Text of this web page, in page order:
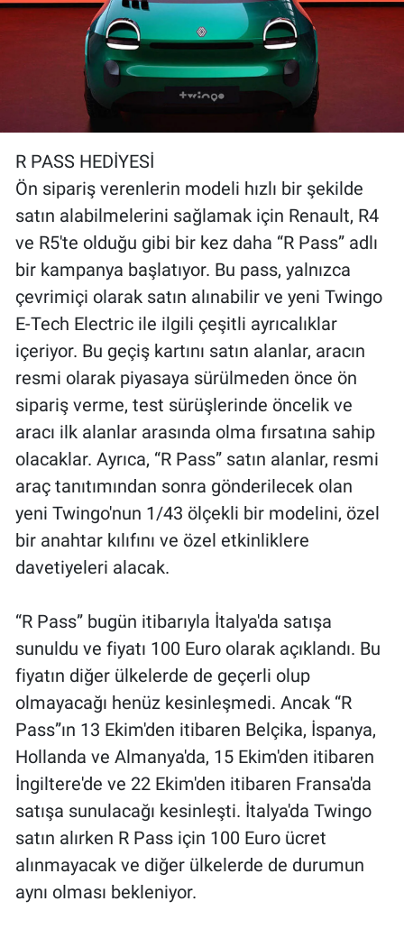
R PASS HEDİYESİ
Ön sipariş verenlerin modeli hızlı bir şekilde
satın alabilmelerini sağlamak için Renault, R4
ve R5'te olduğu gibi bir kez daha “R Pass” adlı
bir kampanya başlatıyor. Bu pass, yalnızca
çevrimiçi olarak satın alınabilir ve yeni Twingo
E-Tech Electric ile ilgili çeşitli ayrıcalıklar
içeriyor. Bu geçiş kartını satın alanlar, aracın
resmi olarak piyasaya sürülmeden önce ön
sipariş verme, test sürüşlerinde öncelik ve
aracı ilk alanlar arasında olma fırsatına sahip
olacaklar. Ayrıca, “R Pass” satın alanlar, resmi
araç tanıtımından sonra gönderilecek olan
yeni Twingo'nun 1/43 ölçekli bir modelini, özel
bir anahtar kılıfını ve özel etkinliklere
davetiyeleri alacak.
“R Pass” bugün itibarıyla İtalya'da satışa
sunuldu ve fiyatı 100 Euro olarak açıklandı. Bu
fiyatın diğer ülkelerde de geçerli olup
olmayacağı henüz kesinleşmedi. Ancak “R
Pass”ın 13 Ekim'den itibaren Belçika, İspanya,
Hollanda ve Almanya'da, 15 Ekim'den itibaren
İngiltere'de ve 22 Ekim'den itibaren Fransa'da
satışa sunulacağı kesinleşti. İtalya'da Twingo
satın alırken R Pass için 100 Euro ücret
alınmayacak ve diğer ülkelerde de durumun
aynı olması bekleniyor.